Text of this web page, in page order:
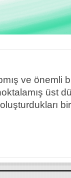
ve önemli
üst